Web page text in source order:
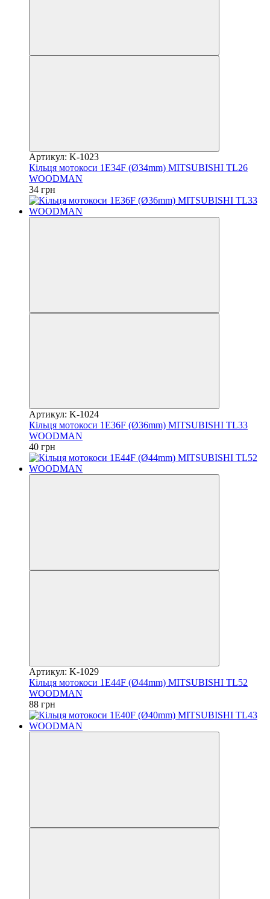
Артикул: K-1023
Кільця мотокоси 1E34F (Ø34mm) MITSUBISHI TL26
WOODMAN
34 грн
Артикул: K-1024
Кільця мотокоси 1E36F (Ø36mm) MITSUBISHI TL33
WOODMAN
40 грн
Артикул: K-1029
Кільця мотокоси 1E44F (Ø44mm) MITSUBISHI TL52
WOODMAN
88 грн